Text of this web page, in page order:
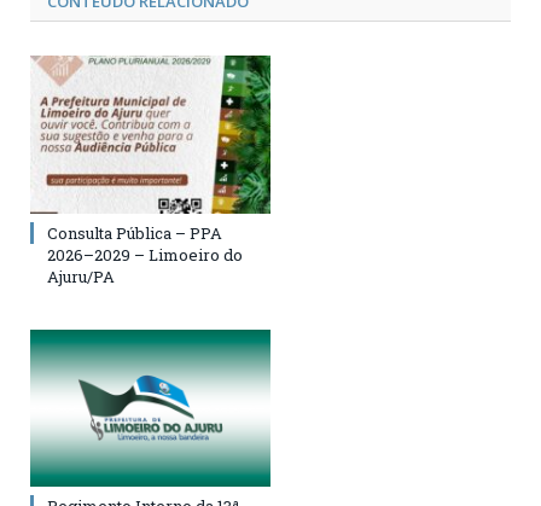
Consulta Pública – PPA
2026–2029 – Limoeiro do
Ajuru/PA